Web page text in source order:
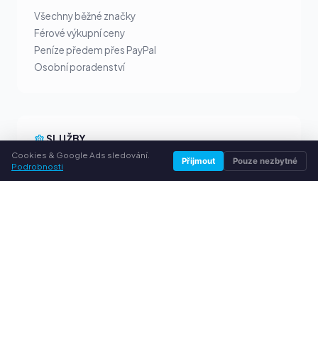
Všechny běžné značky
Férové výkupní ceny
Peníze předem přes PayPal
Osobní poradenství
SLUŽBY
O nás
Ochrana osobních údajů
Cookies & Google Ads sledování.
Podrobnosti
Přijmout Pouze nezbytné